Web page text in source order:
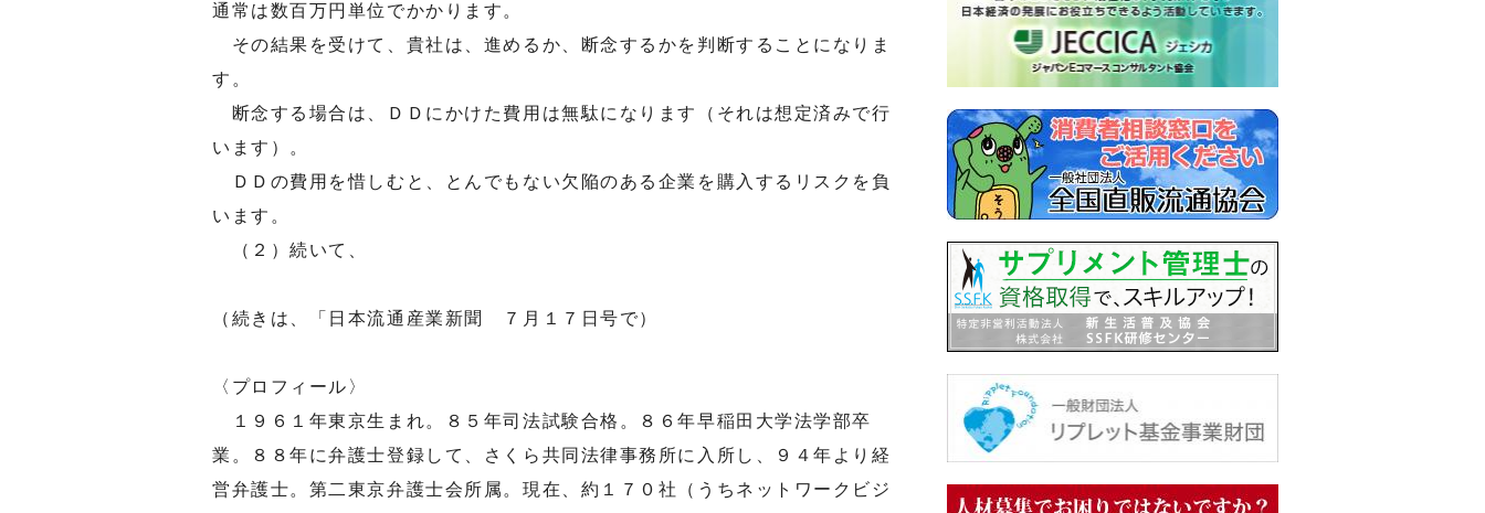
通常は数百万円単位でかかります。
その結果を受けて、貴社は、進めるか、断念するかを判断することになりま
す。
断念する場合は、ＤＤにかけた費用は無駄になります（それは想定済みで行
います）。
ＤＤの費用を惜しむと、とんでもない欠陥のある企業を購入するリスクを負
います。
（２）続いて、
（続きは、「日本流通産業新聞 ７月１７日号で）
〈プロフィール〉
１９６１年東京生まれ。８５年司法試験合格。８６年早稲田大学法学部卒
業。８８年に弁護士登録して、さくら共同法律事務所に入所し、９４年より経
営弁護士。第二東京弁護士会所属。現在、約１７０社（うちネットワークビジ